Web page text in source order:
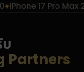
17 Pro Max 256GB
Partners